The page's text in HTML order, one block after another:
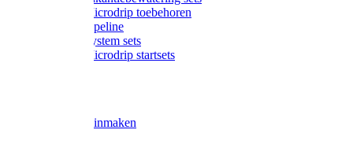
Gardena Microdrip toebehoren
Gardena Pipeline
Gardena System sets
Gardena Microdrip startsets
Wecken & inmaken